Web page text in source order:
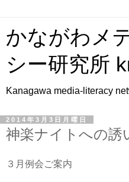
かながわメ
シー研究所
Kanagawa media-literacy
2014年3月3日月曜日
神楽ナイトへの誘
３月例会ご案内